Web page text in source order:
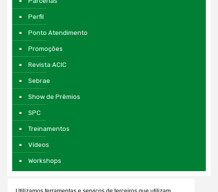
Perfil
Ponto Atendimento
Promoções
Revista ACIC
Sebrae
Show de Prêmios
SPC
Treinamentos
Vídeos
Workshops